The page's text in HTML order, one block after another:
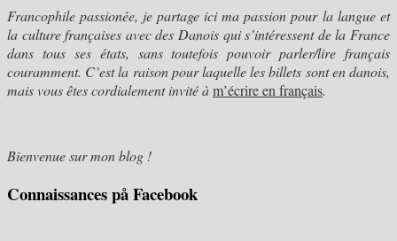
Francophile passionée, je partage ici ma passion pour la langue et
la culture françaises avec des Danois qui s’intéressent de la France
dans tous ses états, sans toutefois pouvoir parler/lire français
couramment. C’est la raison pour laquelle les billets sont en danois,
mais vous êtes cordialement invité àm’écrire en français.
Bienvenue sur mon blog !
Connaissances på Facebook